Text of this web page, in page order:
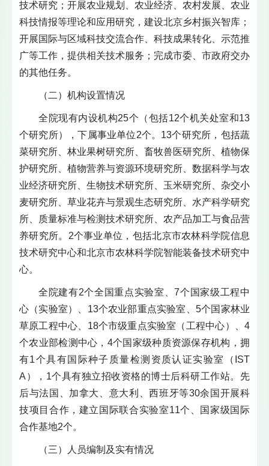
技术研究；开展农业规划、农业经济、农村发展、农业
科技情报等理论和应用研究，建设北京乡村振兴智库；
开展国际与区域科技交流合作、科技成果转化、示范推
广等工作，提供相关技术服务；完成市委、市政府交办
的其他任务。
（二）机构设置情况
全院现有内设机构25个（包括12个机关处室和13
个研究所），下属事业单位2个。13个研究所，包括蔬
菜研究所、林业果树研究所、畜牧兽医研究所、植物保
护研究所、植物营养与资源环境研究所、数据科学与农
业经济研究所、生物技术研究所、玉米研究所、杂交小
麦研究所、草业花卉与景观生态研究所、水产科学研究
所、质量标准与检测技术研究所、农产品加工与食品营
养研究所。2个事业单位，包括北京市农林科学院信息
技术研究中心和北京市农林科学院智能装备技术研究中
心。
全院建有2个全国重点实验室、7个国家级工程中
心（实验室）、13个农业部重点实验室、5个国家林业
草原工程中心、18个市级重点实验室（工程中心）、4
个农业部检测中心，4个国家级种质资源保存机构，拥
有1个具有国际种子质量检测资质认证实验室（IST
A），1个具有独立招收资格的博士后科研工作站。先
后与法国、加拿大、意大利、西班牙等30余国开展科
技项目合作，建立国际联合实验室11个、国家级国际
合作基地2个。
（三）人员编制及实有情况